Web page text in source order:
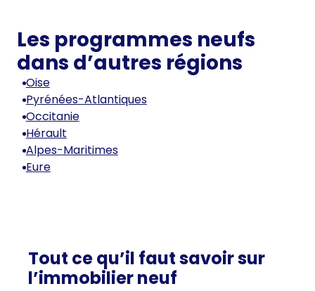
Les programmes neufs
dans d’autres régions
Oise
Pyrénées-Atlantiques
Occitanie
Hérault
Alpes-Maritimes
Eure
Tout ce qu’il faut savoir sur
l’immobilier neuf